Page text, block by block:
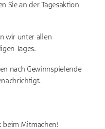
Sie an der Tagesaktion
wir unter allen
Tages.
nach Gewinnspielende
beim Mitmachen!